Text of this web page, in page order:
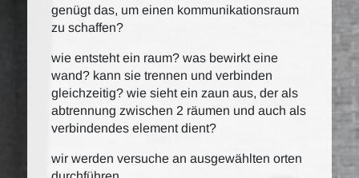
genügt das, um einen kommunikationsraum
zu schaffen?
wie entsteht ein raum? was bewirkt eine
wand? kann sie trennen und verbinden
gleichzeitig? wie sieht ein zaun aus, der als
abtrennung zwischen 2 räumen und auch als
verbindendes element dient?
wir werden versuche an ausgewählten orten